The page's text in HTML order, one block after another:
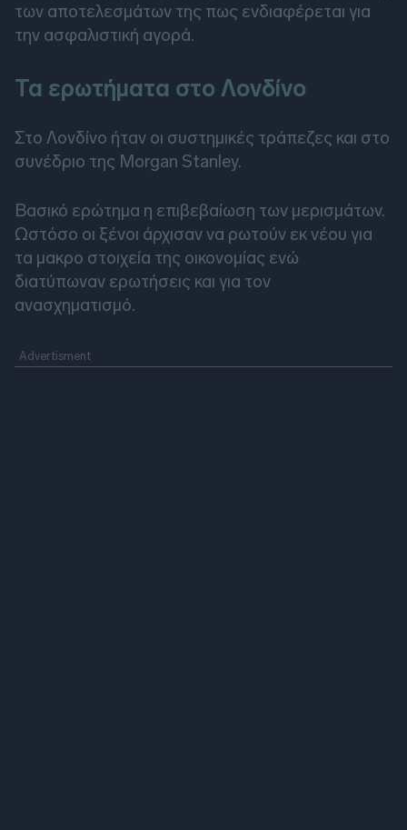
των αποτελεσμάτων της πως ενδιαφέρεται για
την ασφαλιστική αγορά.
Τα ερωτήματα στο Λονδίνο
Στο Λονδίνο ήταν οι συστημικές τράπεζες και στο
συνέδριο της Morgan Stanley.
Βασικό ερώτημα η επιβεβαίωση των μερισμάτων.
Ωστόσο οι ξένοι άρχισαν να ρωτούν εκ νέου για
τα μακρο στοιχεία της οικονομίας ενώ
διατύπωναν ερωτήσεις και για τον
ανασχηματισμό.